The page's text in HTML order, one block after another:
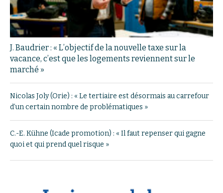
J. Baudrier : « L’objectif de la nouvelle taxe sur la
vacance, c’est que les logements reviennent sur le
marché »
Nicolas Joly (Orie) : « Le tertiaire est désormais au carrefour
d’un certain nombre de problématiques »
C.-E. Kühne (Icade promotion) : « Il faut repenser qui gagne
quoi et qui prend quel risque »